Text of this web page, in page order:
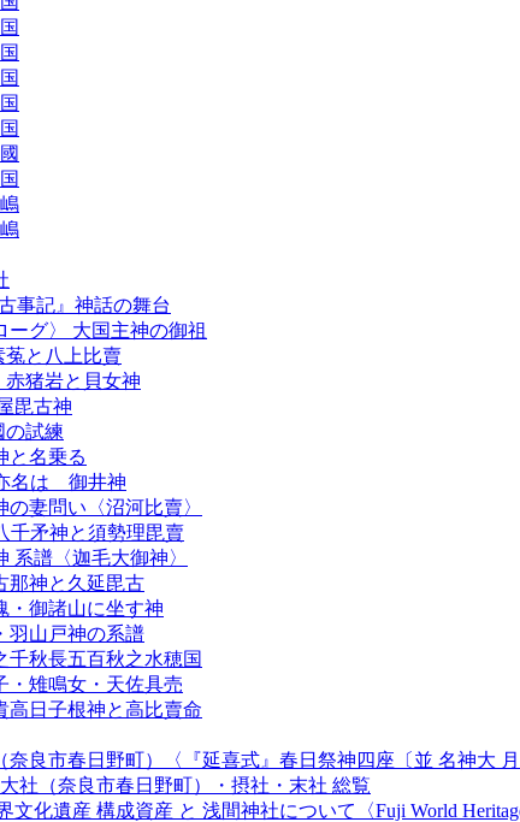
事記』神話の舞台
グ〉 大国主神の御祖
と八上比賣
猪岩と貝女神
毘古神
試練
名乗る
名は 御井神
妻問い〈沼河比賣〉
千矛神と須勢理毘賣
系譜〈迦毛大御神〉
神と久延毘古
御諸山に坐す神
山戸神の系譜
秋長五百秋之水穂国
雉鳴女・天佐具売
日子根神と高比賣命
奈良市春日野町）〈『延喜式』春日祭神四座〔並 名神大 月
社（奈良市春日野町）・摂社・末社 総覧
文化遺産 構成資産 と 浅間神社について〈Fuji World Heritage